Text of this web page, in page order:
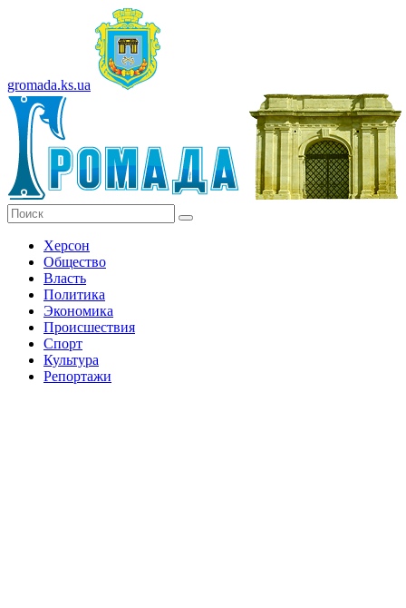
gromada.ks.ua
Херсон
Общество
Власть
Политика
Экономика
Происшествия
Спорт
Культура
Репортажи